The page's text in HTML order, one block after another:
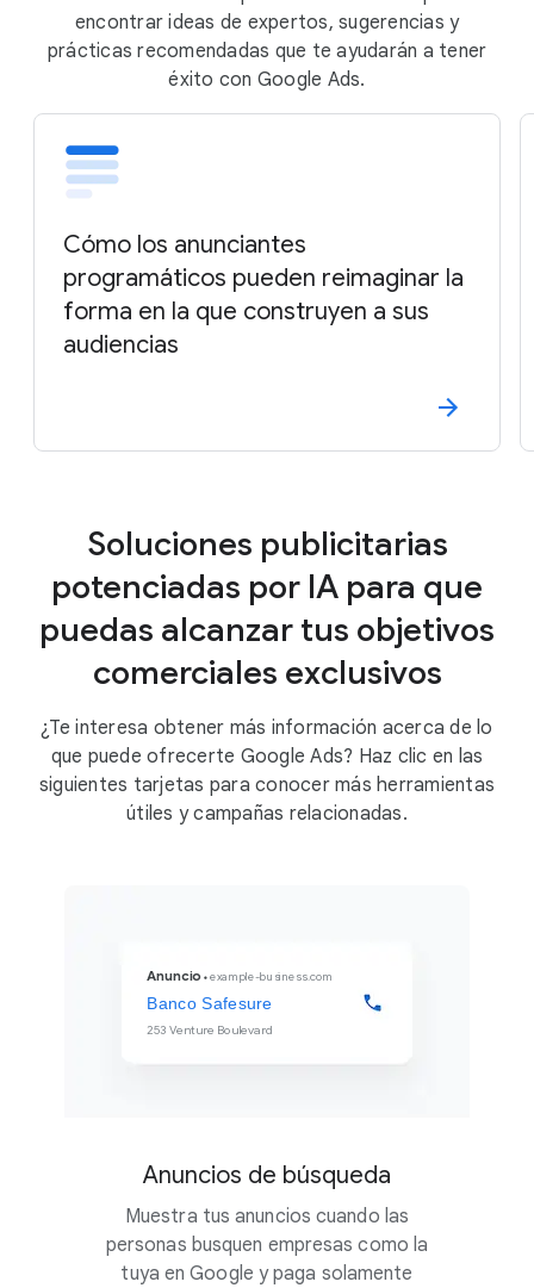
encontrar ideas de expertos, sugerencias y
prácticas recomendadas que te ayudarán a tener
éxito con Google Ads.
Cómo los anunciantes
programáticos pueden reimaginar la
forma en la que construyen a sus
audiencias
Soluciones publicitarias
potenciadas por IA para que
puedas alcanzar tus objetivos
comerciales exclusivos
¿Te interesa obtener más información acerca de lo
que puede ofrecerte Google Ads? Haz clic en las
siguientes tarjetas para conocer más herramientas
útiles y campañas relacionadas.
Anuncio example-business.com
Banco Safesure
253 Venture Boulevard
Anuncios de búsqueda
Muestra tus anuncios cuando las
personas busquen empresas como la
tuya en Google y paga solamente